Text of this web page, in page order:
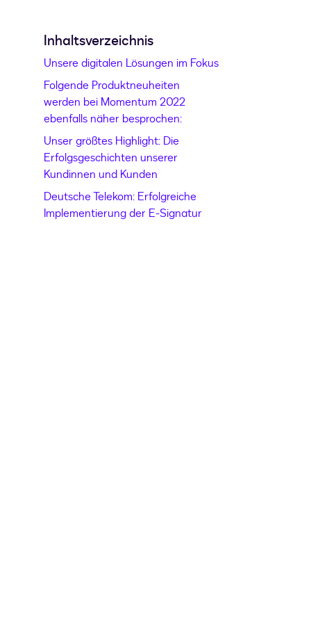
Inhaltsverzeichnis
Unsere digitalen Lösungen im Fokus
Folgende Produktneuheiten
werden bei Momentum 2022
ebenfalls näher besprochen:
Unser größtes Highlight: Die
Erfolgsgeschichten unserer
Kundinnen und Kunden
Deutsche Telekom: Erfolgreiche
Implementierung der E-Signatur